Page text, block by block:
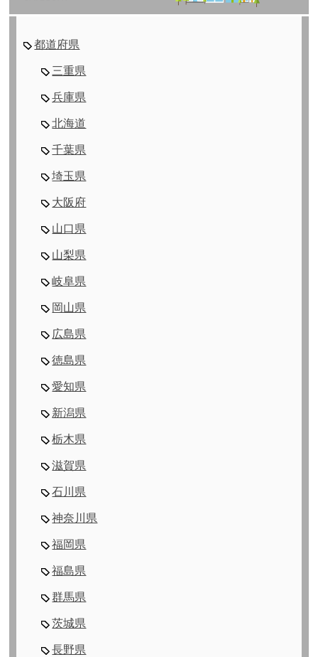
都道府県
三重県
兵庫県
北海道
千葉県
埼玉県
大阪府
山口県
山梨県
岐阜県
岡山県
広島県
徳島県
愛知県
新潟県
栃木県
滋賀県
石川県
神奈川県
福岡県
福島県
群馬県
茨城県
長野県